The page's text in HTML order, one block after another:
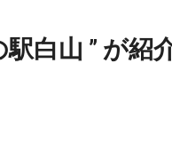
白山 ” が紹